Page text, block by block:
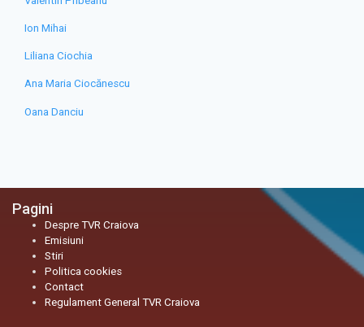
Ion Mihai
Liliana Ciochia
Ana Maria Ciocănescu
Oana Danciu
Pagini
Despre TVR Craiova
Emisiuni
Stiri
Politica cookies
Contact
Regulament General TVR Craiova